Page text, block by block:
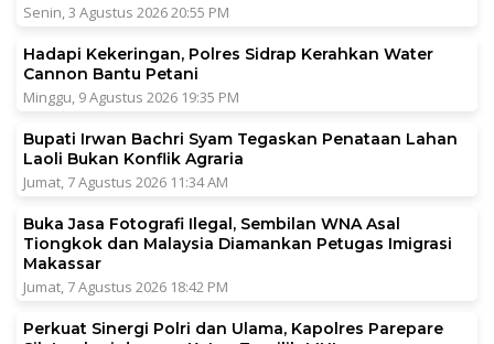
Senin, 3 Agustus 2026 20:55 PM
Hadapi Kekeringan, Polres Sidrap Kerahkan Water
Cannon Bantu Petani
Minggu, 9 Agustus 2026 19:35 PM
Bupati Irwan Bachri Syam Tegaskan Penataan Lahan
Laoli Bukan Konflik Agraria
Jumat, 7 Agustus 2026 11:34 AM
Buka Jasa Fotografi Ilegal, Sembilan WNA Asal
Tiongkok dan Malaysia Diamankan Petugas Imigrasi
Makassar
Jumat, 7 Agustus 2026 18:42 PM
Perkuat Sinergi Polri dan Ulama, Kapolres Parepare